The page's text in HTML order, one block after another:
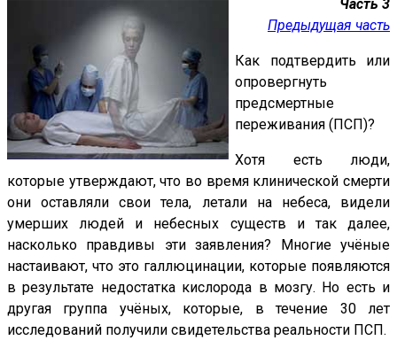
Часть 3
Предыдущая часть
Как подтвердить или
опровергнуть
предсмертные
переживания (ПСП)?
Хотя есть люди,
которые утверждают, что во время клинической смерти
они оставляли свои тела, летали на небеса, видели
умерших людей и небесных существ и так далее,
насколько правдивы эти заявления? Многие учёные
настаивают, что это галлюцинации, которые появляются
в результате недостатка кислорода в мозгу. Но есть и
другая группа учёных, которые, в течение 30 лет
исследований получили свидетельства реальности ПСП.